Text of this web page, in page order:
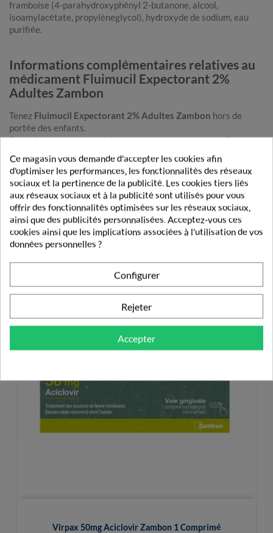
framboise (4-parahydroxyphényl 2-butanone, alcool,
isoamylacétate, propylèneglycol), hydroxyde de sodium, eau
purifiée.
Informations complémentaires relatives au
médicament Fluimucil Expectorant 2%
Adultes Zambon
Tenez Fluimucil Expectorant 2% Adultes Zambon hors de
portée des enfants.
Pour obtenir toutes les informations relatives à ce médicament,
DE LA MEME MARQUE
ZAMBON
Virpax 50mg Aciclovir Zambon 1 Comprimé
Ce magasin vous demande d'accepter les cookies afin
d'optimiser les performances, les fonctionnalités des réseaux
sociaux et la pertinence de la publicité. Les cookies tiers liés
aux réseaux sociaux et à la publicité sont utilisés pour vous
offrir des fonctionnalités optimisées sur les réseaux sociaux,
ainsi que des publicités personnalisées. Acceptez-vous ces
cookies ainsi que les implications associées à l'utilisation de vos
données personnelles ?
Configurer
Rejeter
Accepter